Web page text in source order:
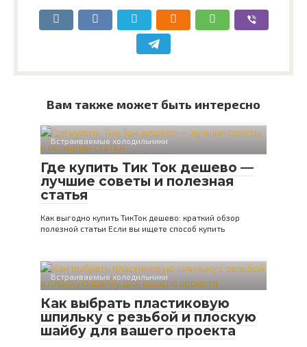
Вам также может быть интересно
Встраиваемые холодильники
Где купить Тик Ток дешево —
лучшие советы и полезная
статья
Как выгодно купить ТикТок дешево: краткий обзор
полезной статьи Если вы ищете способ купить
Встраиваемые холодильники
Как выбрать пластиковую
шпильку с резьбой и плоскую
шайбу для вашего проекта